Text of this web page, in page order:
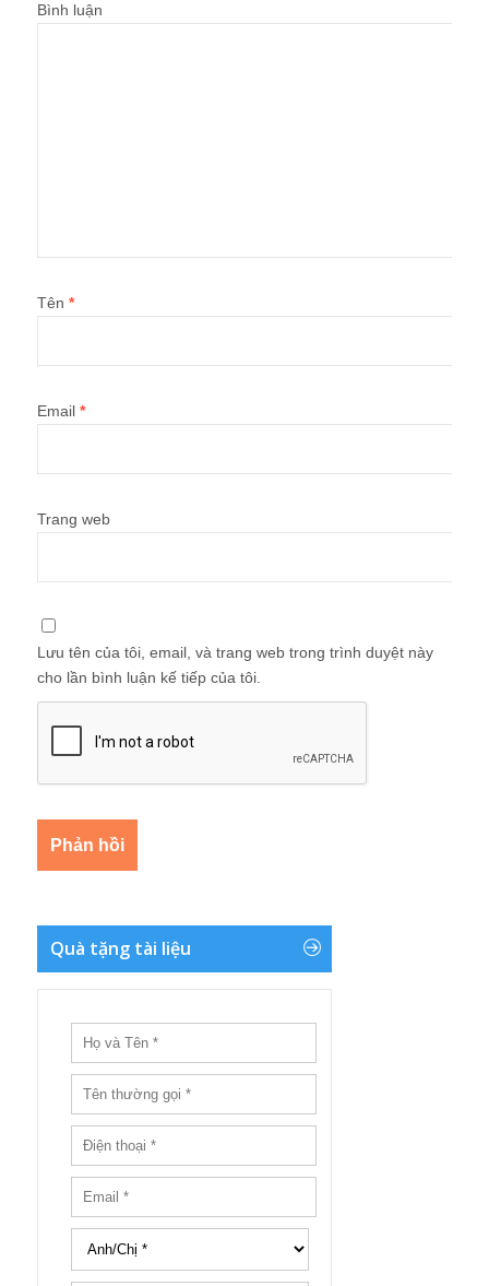
Bình luận
Tên *
Email *
Trang web
Lưu tên của tôi, email, và trang web trong trình duyệt này
cho lần bình luận kế tiếp của tôi.
Quà tặng tài liệu